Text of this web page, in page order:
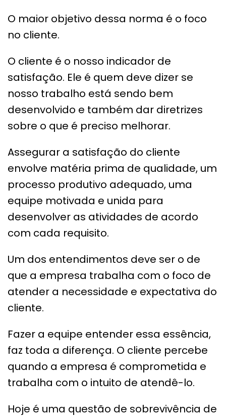
O maior objetivo dessa norma é o foco
no cliente.
O cliente é o nosso indicador de
satisfação. Ele é quem deve dizer se
nosso trabalho está sendo bem
desenvolvido e também dar diretrizes
sobre o que é preciso melhorar.
Assegurar a satisfação do cliente
envolve matéria prima de qualidade, um
processo produtivo adequado, uma
equipe motivada e unida para
desenvolver as atividades de acordo
com cada requisito.
Um dos entendimentos deve ser o de
que a empresa trabalha com o foco de
atender a necessidade e expectativa do
cliente.
Fazer a equipe entender essa essência,
faz toda a diferença. O cliente percebe
quando a empresa é comprometida e
trabalha com o intuito de atendê-lo.
Hoje é uma questão de sobrevivência de